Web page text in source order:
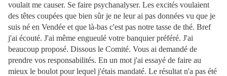
voulait me causer. Se faire psychanalyser. Les excités voulaient
des têtes coupées que bien sûr je ne leur ai pas données vu que je
suis né en Vendée et que là-bas c'est pas notre tasse de thé. Bref
j'ai écouté. J'ai même engueulé votre banquier préféré. J'ai
beaucoup proposé. Dissous le Comité. Vous ai demandé de
prendre vos responsabilités. En un mot j'ai essayé de faire au
mieux le boulot pour lequel j'étais mandaté. Le résultat n'a pas été